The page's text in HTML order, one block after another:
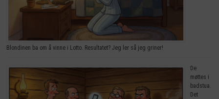
Blondinen ba om å vinne i Lotto. Resultatet? Jeg ler så jeg griner!
De
møttes i
badstua.
Det